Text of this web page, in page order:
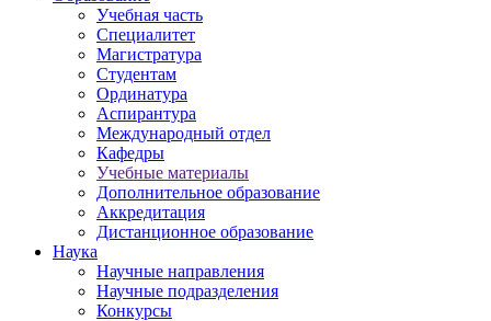
Учебная часть
Специалитет
Магистратура
Студентам
Ординатура
Аспирантура
Международный отдел
Кафедры
Учебные материалы
Дополнительное образование
Аккредитация
Дистанционное образование
Наука
Научные направления
Научные подразделения
Конкурсы